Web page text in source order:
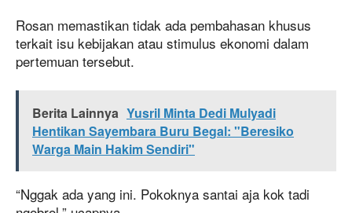
Rosan memastikan tidak ada pembahasan khusus
terkait isu kebijakan atau stimulus ekonomi dalam
pertemuan tersebut.
Berita Lainnya Yusril Minta Dedi Mulyadi
Hentikan Sayembara Buru Begal: "Beresiko
Warga Main Hakim Sendiri"
“Nggak ada yang ini. Pokoknya santai aja kok tadi